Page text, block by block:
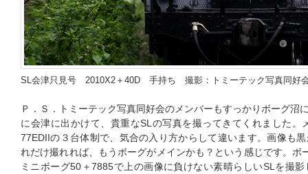
SL会津只見号 2010X2＋40D 手持ち 撮影：トミーテック写真同好
Ｐ．Ｓ．トミーテック写真同好会のメンバーもすっかりボーグ沼
に会津に出かけて、貴重なSLの写真を撮ってきてくれました。
77EDIIの３台体制で、気合の入り方からして違います。画像も
れだけ撮れれば、もうボーグがメインかも？という感じです。ボ
ミニボーグ50＋7885で上の画像に負けない素晴らしいSLを撮